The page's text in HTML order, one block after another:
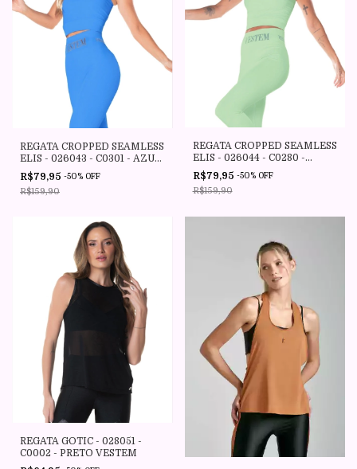
REGATA CROPPED SEAMLESS
ELIS - 026043 - C0301 - AZUL
ENSEADA - VESTEM
R$79,95 -50% OFF
R$159,90
REGATA CROPPED SEAMLESS
ELIS - 026044 - C0280 -
VERDE MENTA - VESTEM
R$79,95 -50% OFF
R$159,90
REGATA GOTIC - 028051 -
C0002 - PRETO VESTEM